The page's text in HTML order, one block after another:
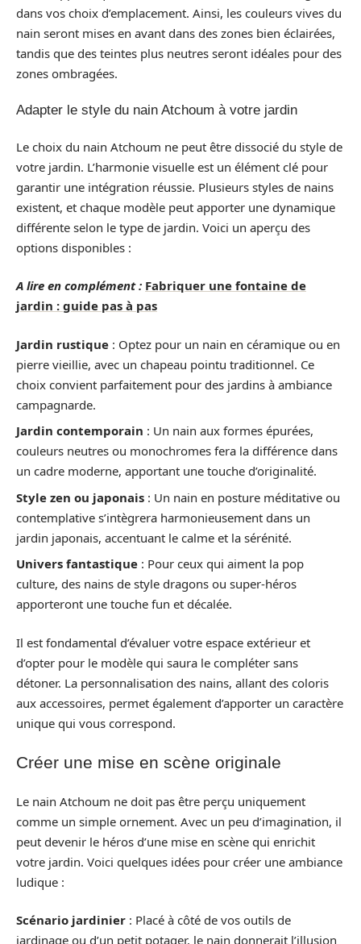
dans vos choix d’emplacement. Ainsi, les couleurs vives du
nain seront mises en avant dans des zones bien éclairées,
tandis que des teintes plus neutres seront idéales pour des
zones ombragées.
Adapter le style du nain Atchoum à votre jardin
Le choix du nain Atchoum ne peut être dissocié du style de
votre jardin. L’harmonie visuelle est un élément clé pour
garantir une intégration réussie. Plusieurs styles de nains
existent, et chaque modèle peut apporter une dynamique
différente selon le type de jardin. Voici un aperçu des
options disponibles :
A lire en complément : Fabriquer une fontaine de
jardin : guide pas à pas
Jardin rustique : Optez pour un nain en céramique ou en
pierre vieillie, avec un chapeau pointu traditionnel. Ce
choix convient parfaitement pour des jardins à ambiance
campagnarde.
Jardin contemporain : Un nain aux formes épurées,
couleurs neutres ou monochromes fera la différence dans
un cadre moderne, apportant une touche d’originalité.
Style zen ou japonais : Un nain en posture méditative ou
contemplative s’intègrera harmonieusement dans un
jardin japonais, accentuant le calme et la sérénité.
Univers fantastique : Pour ceux qui aiment la pop
culture, des nains de style dragons ou super-héros
apporteront une touche fun et décalée.
Il est fondamental d’évaluer votre espace extérieur et
d’opter pour le modèle qui saura le compléter sans
détoner. La personnalisation des nains, allant des coloris
aux accessoires, permet également d’apporter un caractère
unique qui vous correspond.
Créer une mise en scène originale
Le nain Atchoum ne doit pas être perçu uniquement
comme un simple ornement. Avec un peu d’imagination, il
peut devenir le héros d’une mise en scène qui enrichit
votre jardin. Voici quelques idées pour créer une ambiance
ludique :
Scénario jardinier : Placé à côté de vos outils de
jardinage ou d’un petit potager, le nain donnerait l’illusion